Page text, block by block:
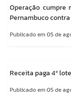
Operação cumpre
Pernambuco
Publicado em 05 de
Receita paga 4º
Publicado em 05 de